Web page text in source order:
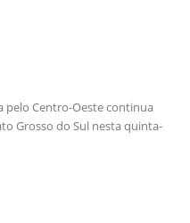
pelo Centro-Oeste continua
Grosso do Sul nesta quinta-